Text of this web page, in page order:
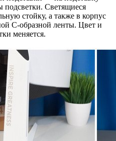
подсветки. Светящиеся
стойку, а также в корпус
С-образной ленты. Цвет и
меняется.